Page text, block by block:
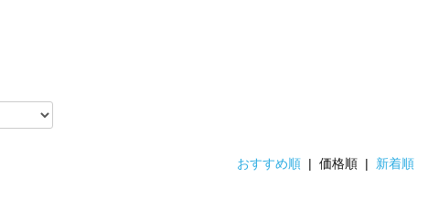
おすすめ順 | 価格順 | 新着順